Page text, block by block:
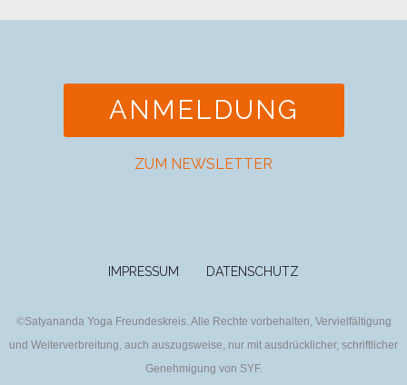
ANMELDUNG
ZUM NEWSLETTER
IMPRESSUM DATENSCHUTZ
©Satyananda Yoga Freundeskreis. Alle Rechte vorbehalten, Vervielfältigung
und Weiterverbreitung, auch auszugsweise, nur mit ausdrücklicher, schriftlicher
Genehmigung von SYF.